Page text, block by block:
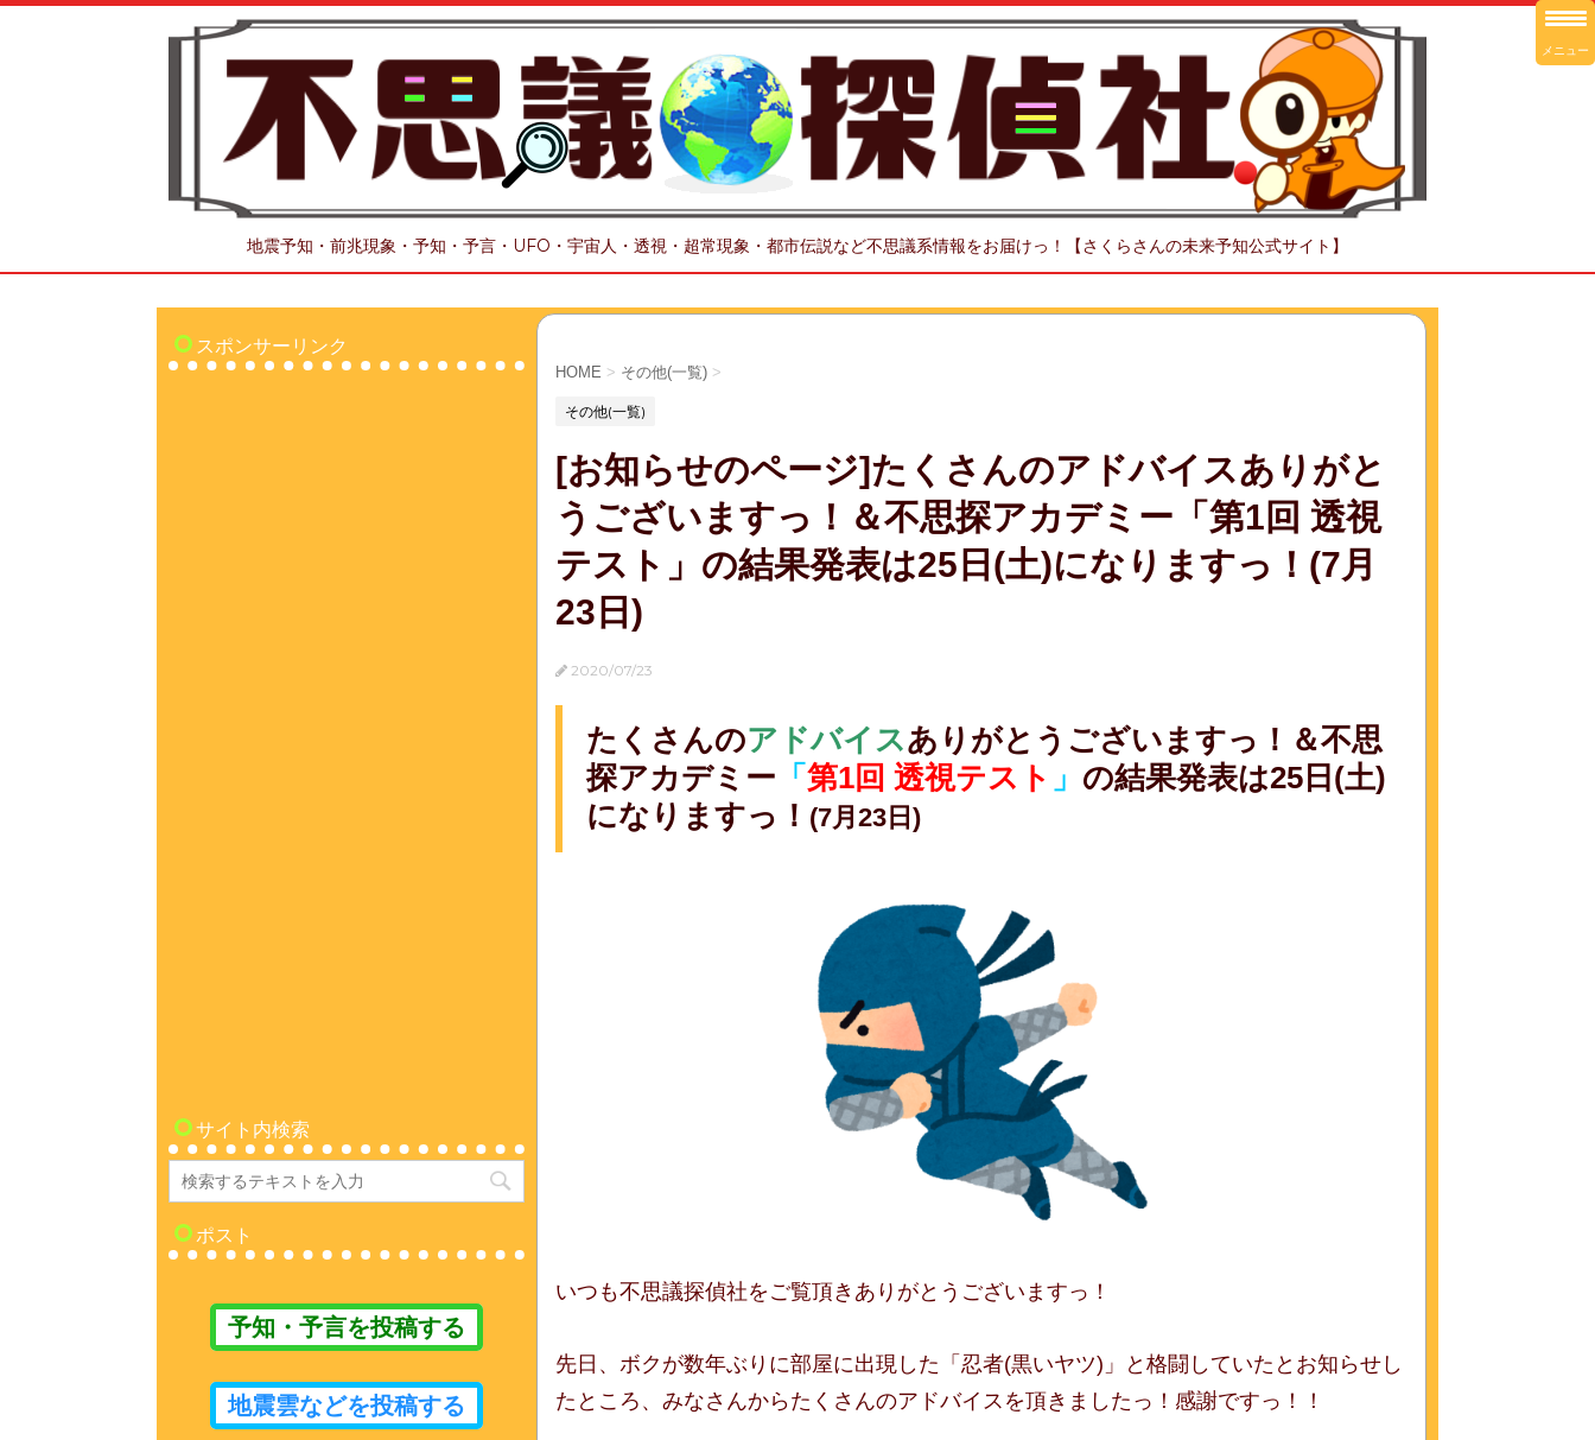
地震予知・前兆現象・予知・予言・UFO・宇宙人・透視・超常現象・都市伝説など不思議系情報をお届けっ！【さくらさんの未来予知公式サイト】
HOME > その他(一覧) >
その他(一覧)
[お知らせのページ]たくさんのアドバイスありがと
うございますっ！＆不思探アカデミー「第1回 透視
テスト」の結果発表は25日(土)になりますっ！(7月
23日)
2020/07/23
たくさんのアドバイスありがとうございますっ！＆不思
探アカデミー 「 第1回 透視テスト 」 の結果発表は25日(土)
になりますっ！ (7月23日)
いつも不思議探偵社をご覧頂きありがとうございますっ！
先日、ボクが数年ぶりに部屋に出現した「忍者(黒いヤツ)」と格闘していたとお知らせし
たところ、みなさんからたくさんのアドバイスを頂きましたっ！感謝ですっ！！
スポンサーリンク
サイト内検索
ポスト
予知・予言を投稿する
地震雲などを投稿する
メニュー